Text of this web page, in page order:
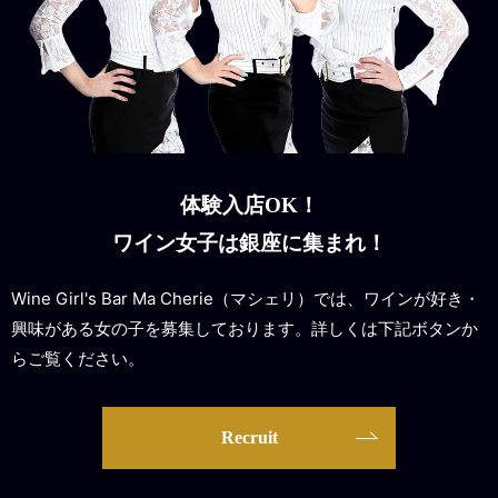
体験入店OK！
ワイン女子は銀座に集まれ！
Wine Girl's Bar Ma Cherie（マシェリ）では、ワインが好き・
興味がある女の子を募集しております。詳しくは下記ボタンか
らご覧ください。
Recruit